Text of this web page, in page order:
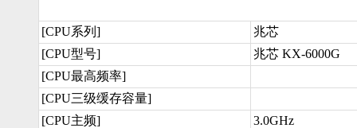
[CPU系列]
兆芯
[CPU型号]
兆芯 KX-6000G
[CPU最高频率]
[CPU三级缓存容量]
[CPU主频]
3.0GHz